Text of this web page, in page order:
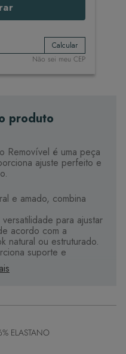
Calcular
Não sei meu CEP
produto
Removível é uma peça
ajuste perfeito e
e amado, combina
para ajustar
acordo com a
natural ou estruturado.
suporte e
para um ajuste seguro
e bem-estar.
design elegante e
versatilidade.
ELASTANO